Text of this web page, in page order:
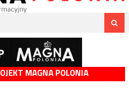
MAGNA POLONIA